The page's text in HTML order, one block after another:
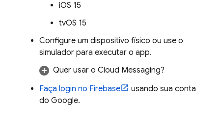
iOS 15
tvOS 15
Configure um dispositivo físico ou use o
simulador para executar o app.
Quer usar o Cloud Messaging?
Faça login no Firebase
usando sua conta
do Google.